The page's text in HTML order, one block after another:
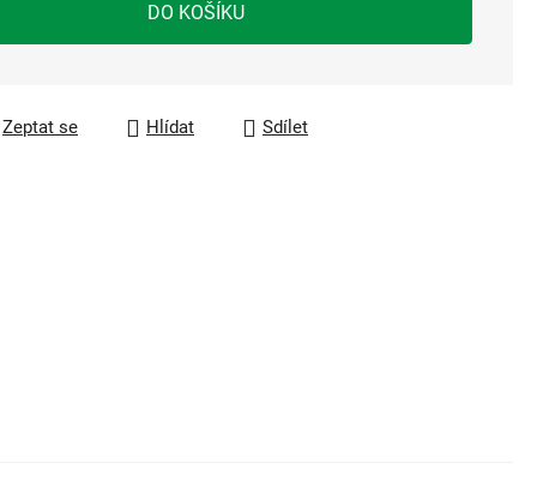
DO KOŠÍKU
Zeptat se Hlídat Sdílet